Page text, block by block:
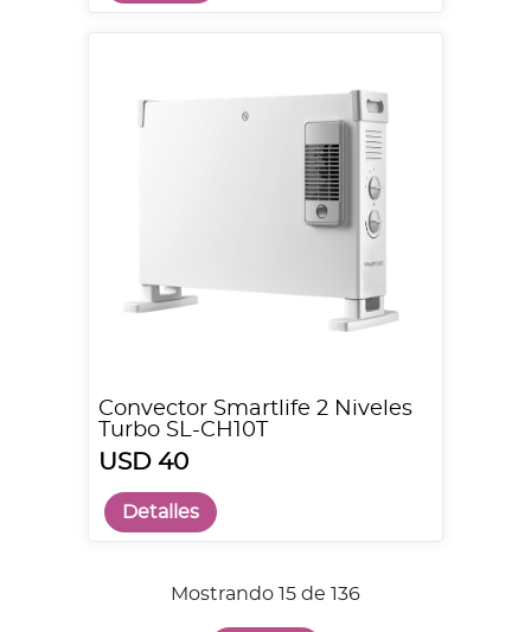
Convector Smartlife 2 Niveles
Turbo SL-CH10T
USD 40
Detalles
Mostrando 15 de 136